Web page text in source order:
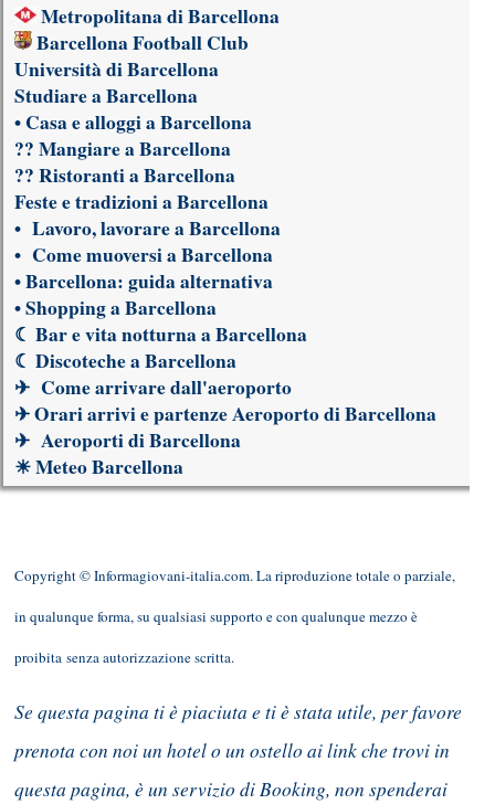
Metropolitana di Barcellona
Barcellona Football Club
Università di Barcellona
Studiare a Barcellona
• Casa e alloggi a Barcellona
?? Mangiare a Barcellona
?? Ristoranti a Barcellona
Feste e tradizioni a Barcellona
• Lavoro, lavorare a Barcellona
• Come muoversi a Barcellona
•Barcellona: guida alternativa
•Shopping a Barcellona
☾ Bar e vita notturna a Barcellona
☾ Discoteche a Barcellona
✈ Come arrivare dall'aeroporto
✈Orari arrivi e partenze Aeroporto di Barcellona
✈ Aeroporti di Barcellona
☀Meteo Barcellona
Copyright © Informagiovani-italia.com. La riproduzione totale o parziale,
in qualunque forma, su qualsiasi supporto e con qualunque mezzo è
proibita senza autorizzazione scritta.
Se questa pagina ti è piaciuta e ti è stata utile, per favore
prenota con noi un hotel o un ostello ai link che trovi in
questa pagina, è un servizio di Booking, non spenderai